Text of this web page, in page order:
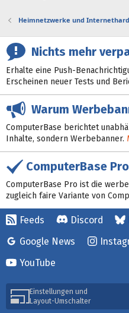
Heimnetzwerke und
Nichts mehr
Erhalte eine Push-
Erscheinen neuer Tests und
Warum
ComputerBase berichtet
Inhalte, sondern Werbebanner.
ComputerBase Pro
ComputerBase Pro ist die
zugleich faire Variante von
Feeds Discord
Google News
YouTube
Einstellungen und
Layout-Umschalter